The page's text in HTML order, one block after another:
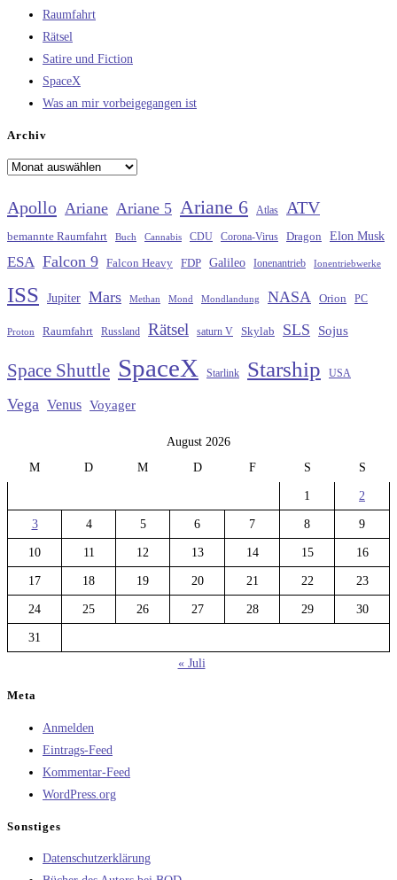
Raumfahrt
Rätsel
Satire und Fiction
SpaceX
Was an mir vorbeigegangen ist
Archiv
Archiv
Apollo Ariane Ariane 5 Ariane 6 Atlas ATV
bemannte Raumfahrt Buch Cannabis CDU Corona-Virus Dragon Elon Musk
ESA Falcon 9 Falcon Heavy FDP Galileo Ionenantrieb Ionentriebwerke
ISS Jupiter Mars Methan Mond Mondlandung NASA Orion PC
Proton Raumfahrt Russland Rätsel saturn V Skylab SLS Sojus
Space Shuttle SpaceX Starlink Starship USA
Vega Venus Voyager
August 2026
M
D M D F S S
1 2
3 4 5 6 7 8 9
10 11 12 13 14 15 16
17 18 19 20 21 22 23
24 25 26 27 28 29 30
31
« Juli
Meta
Anmelden
Eintrags-Feed
Kommentar-Feed
WordPress.org
Sonstiges
Datenschutzerklärung